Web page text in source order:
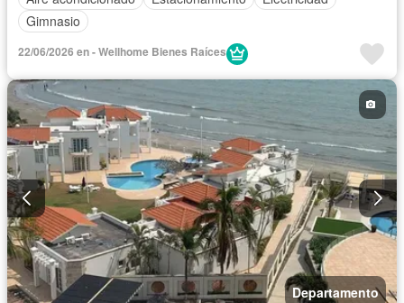
Gimnasio
22/06/2026 en - Wellhome Bienes Raíces
Departamento